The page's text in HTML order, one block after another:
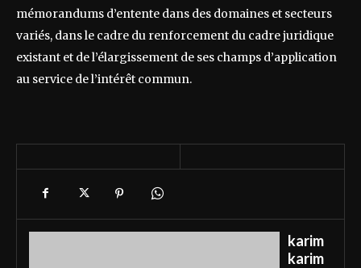
mémorandums d’entente dans des domaines et secteurs
variés, dans le cadre du renforcement du cadre juridique
existant et de l’élargissement de ses champs d’application
au service de l’intérêt commun.
karim
karim